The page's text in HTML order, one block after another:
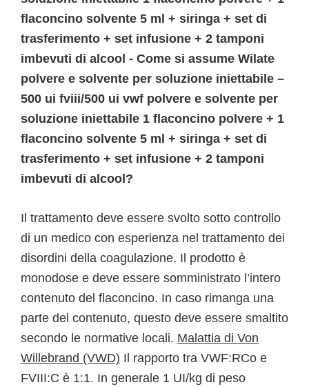
flaconcino solvente 5 ml + siringa + set di
trasferimento + set infusione + 2 tamponi
imbevuti di alcool - Come si assume Wilate
polvere e solvente per soluzione iniettabile –
500 ui fviii/500 ui vwf polvere e solvente per
soluzione iniettabile 1 flaconcino polvere + 1
flaconcino solvente 5 ml + siringa + set di
trasferimento + set infusione + 2 tamponi
imbevuti di alcool?
Il trattamento deve essere svolto sotto controllo
di un medico con esperienza nel trattamento dei
disordini della coagulazione. Il prodotto è
monodose e deve essere somministrato l’intero
contenuto del flaconcino. In caso rimanga una
parte del contenuto, questo deve essere smaltito
secondo le normative locali. Malattia di Von
Willebrand (VWD) Il rapporto tra VWF:RCo e
FVIII:C è 1:1. In generale 1 UI/kg di peso